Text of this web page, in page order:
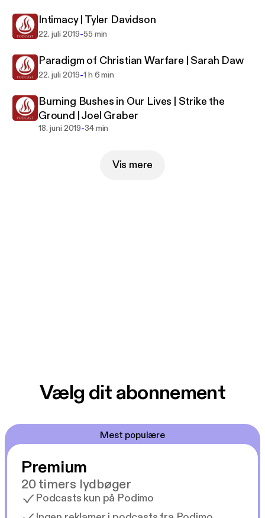
Intimacy | Tyler Davidson
22. juli 2019-55 min
Paradigm of Christian Warfare | Sarah Daw
22. juli 2019-1 h 6 min
Burning Bushes in Our Lives | Strike the
Ground | Joel Graber
18. juni 2019-34 min
Vis mere
Vælg dit abonnement
Mest populære
Premium
20 timers lydbøger
Podcasts kun på Podimo